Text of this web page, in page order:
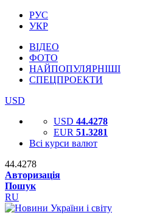
РУС
УКР
ВІДЕО
ФОТО
НАЙПОПУЛЯРНІШІ
СПЕЦПРОЕКТИ
USD
USD 44.4278
EUR 51.3281
Всі курси валют
44.4278
Авторизація
Пошук
RU